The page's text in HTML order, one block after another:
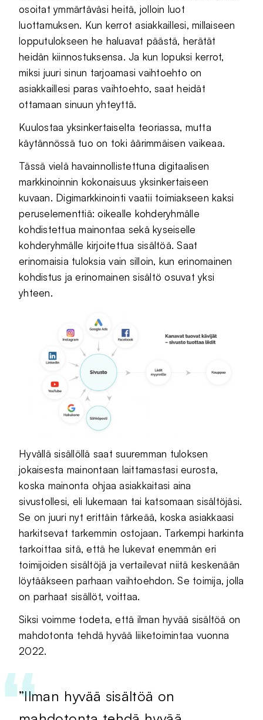
osoitat ymmärtäväsi heitä, jolloin luot
luottamuksen. Kun kerrot asiakkaillesi, millaiseen
lopputulokseen he haluavat päästä, herätät
heidän kiinnostuksensa. Ja kun lopuksi kerrot,
miksi juuri sinun tarjoamasi vaihtoehto on
asiakkaillesi paras vaihtoehto, saat heidät
ottamaan sinuun yhteyttä.
Kuulostaa yksinkertaiselta teoriassa, mutta
käytännössä tuo on toki äärimmäisen vaikeaa.
Tässä vielä havainnollistettuna digitaalisen
markkinoinnin kokonaisuus yksinkertaiseen
kuvaan. Digimarkkinointi vaatii toimiakseen kaksi
peruselementtiä: oikealle kohderyhmälle
kohdistettua mainontaa sekä kyseiselle
kohderyhmälle kirjoitettua sisältöä. Saat
erinomaisia tuloksia vain silloin, kun erinomainen
kohdistus ja erinomainen sisältö osuvat yksi
yhteen.
Hyvällä sisällöllä saat suuremman tuloksen
jokaisesta mainontaan laittamastasi eurosta,
koska mainonta ohjaa asiakkaitasi aina
sivustollesi, eli lukemaan tai katsomaan sisältöjäsi.
Se on juuri nyt erittäin tärkeää, koska asiakkaasi
harkitsevat tarkemmin ostojaan. Tarkempi harkinta
tarkoittaa sitä, että he lukevat enemmän eri
toimijoiden sisältöjä ja vertailevat niitä keskenään
löytääkseen parhaan vaihtoehdon. Se toimija, jolla
on parhaat sisällöt, voittaa.
Siksi voimme todeta, että ilman hyvää sisältöä on
mahdotonta tehdä hyvää liiketoimintaa vuonna
2022.
”Ilman hyvää sisältöä on